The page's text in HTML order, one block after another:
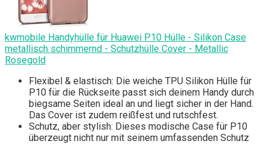
kwmobile Handyhülle für Huawei P10 Hülle - Silikon Case
metallisch schimmernd - Schutzhülle Cover - Metallic
Rosegold
Flexibel & elastisch: Die weiche TPU Silikon Hülle für
P10 für die Rückseite passt sich deinem Handy durch
biegsame Seiten ideal an und liegt sicher in der Hand.
Das Cover ist zudem reißfest und rutschfest.
Schutz, aber stylish: Dieses modische Case für P10
überzeugt nicht nur mit seinem umfassenden Schutz